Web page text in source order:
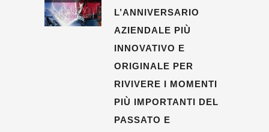
L’ANNIVERSARIO
AZIENDALE PIÙ
INNOVATIVO E
ORIGINALE PER
RIVIVERE I MOMENTI
PIÙ IMPORTANTI DEL
PASSATO E